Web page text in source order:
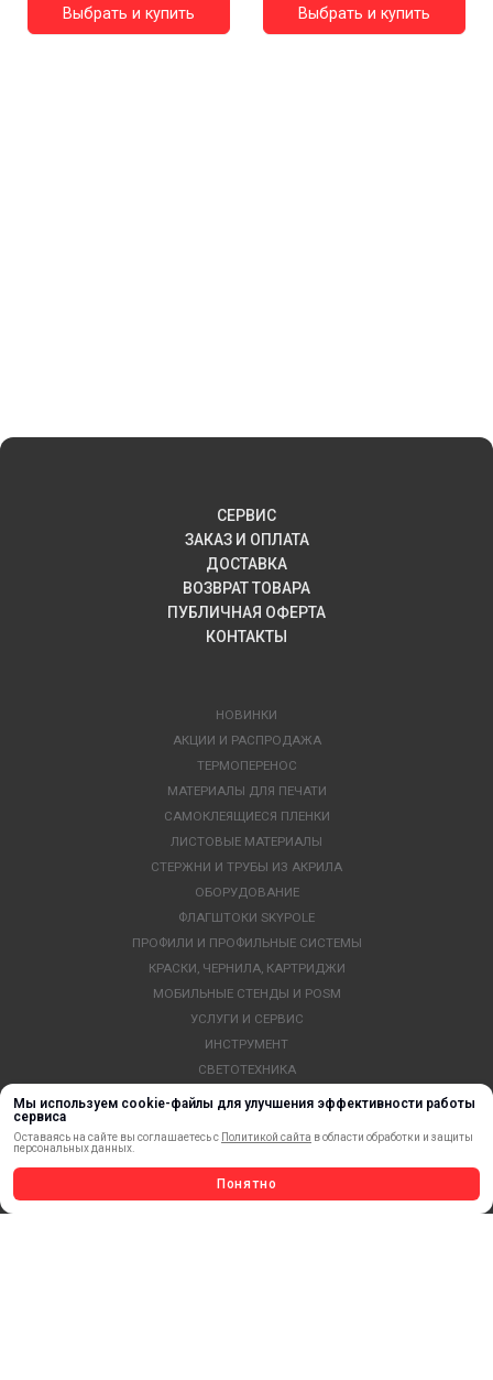
Мы используем cookie-файлы для улучшения эффективности работы
сервиса
Оставаясь на сайте вы соглашаетесь с Политикой сайта в области обработки и защиты
персональных данных.
Понятно
Выбрать и купить Выбрать и купить
СЕРВИС
ЗАКАЗ И ОПЛАТА
ДОСТАВКА
ВОЗВРАТ ТОВАРА
ПУБЛИЧНАЯ ОФЕРТА
КОНТАКТЫ
НОВИНКИ
АКЦИИ И РАСПРОДАЖА
ТЕРМОПЕРЕНОС
МАТЕРИАЛЫ ДЛЯ ПЕЧАТИ
САМОКЛЕЯЩИЕСЯ ПЛЕНКИ
ЛИСТОВЫЕ МАТЕРИАЛЫ
СТЕРЖНИ И ТРУБЫ ИЗ АКРИЛА
ОБОРУДОВАНИЕ
ФЛАГШТОКИ SKYPOLE
ПРОФИЛИ И ПРОФИЛЬНЫЕ СИСТЕМЫ
КРАСКИ, ЧЕРНИЛА, КАРТРИДЖИ
МОБИЛЬНЫЕ СТЕНДЫ И POSM
УСЛУГИ И СЕРВИС
ИНСТРУМЕНТ
СВЕТОТЕХНИКА
КЛЕЕВЫЕ ТЕХНОЛОГИИ
ВЕСЬ КАТАЛОГ >